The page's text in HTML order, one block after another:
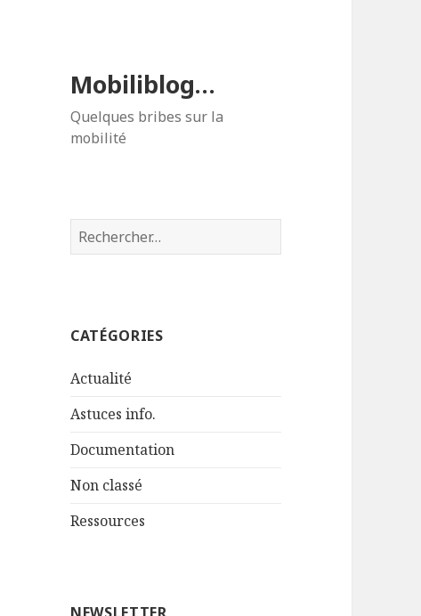
Mobiliblog…
Quelques bribes sur la
mobilité
Rechercher :
CATÉGORIES
Actualité
Astuces info.
Documentation
Non classé
Ressources